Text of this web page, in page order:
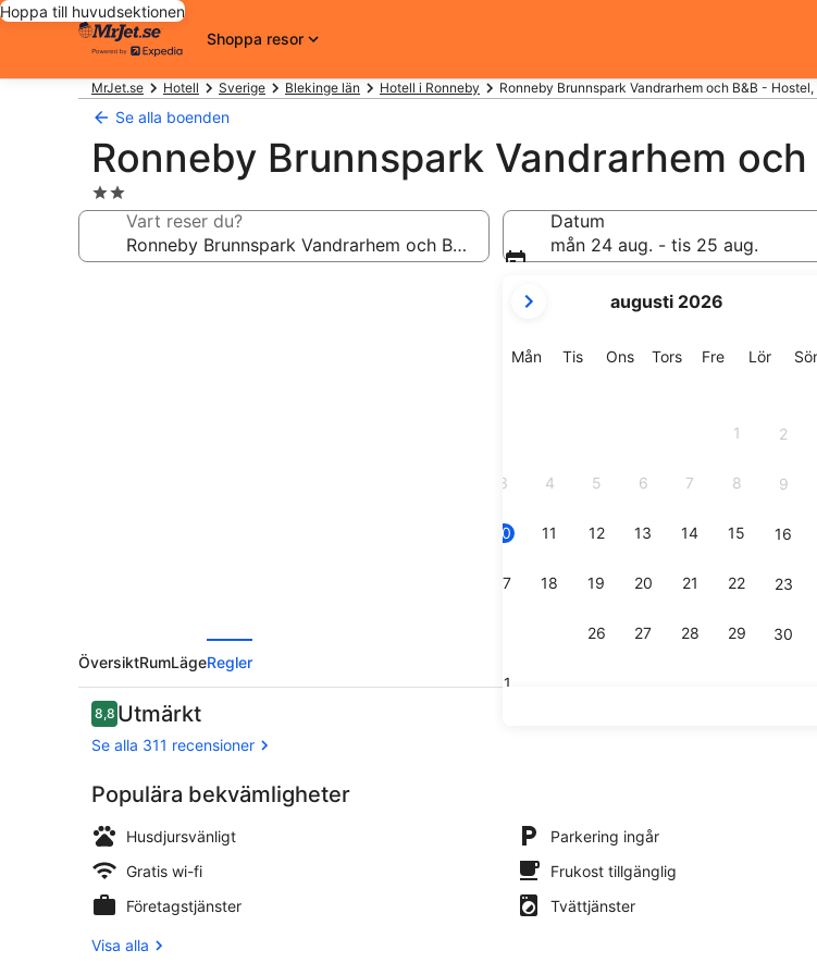
Hoppa till huvudsektionen
Shoppa resor
MrJet.se Hotell Sverige Blekinge län Hotell i Ronneby Ronneby Brunnspark Vandrarhem och B&B -
Se alla boenden
Ronneby Brunnspark Vandrarhem
2.0-
stjärnigt
boende
Vart reser du?
Datum
mån 24 aug. - tis 25 aug.
nuvarande
är
augusti 2026
MånMåndag
TisTisdag
OnsOnsdag
TorsTorsdag
FreFredag
Lör
1 2
3 4 5 6 7 8 9
10 11 12 13 14 15 16
17 18 19 20 21 22 23
26 27 28 29 30
31
ÖversiktRumLägeRegler
Recensioner
8,88,8 av 10,
Utmärkt
Se alla 311 recensioner
Populära bekvämligheter
Husdjursvänligt
Parkering ingår
Gratis wi-fi
Frukost tillgänglig
Företagstjänster
Tvättjänster
Visa alla